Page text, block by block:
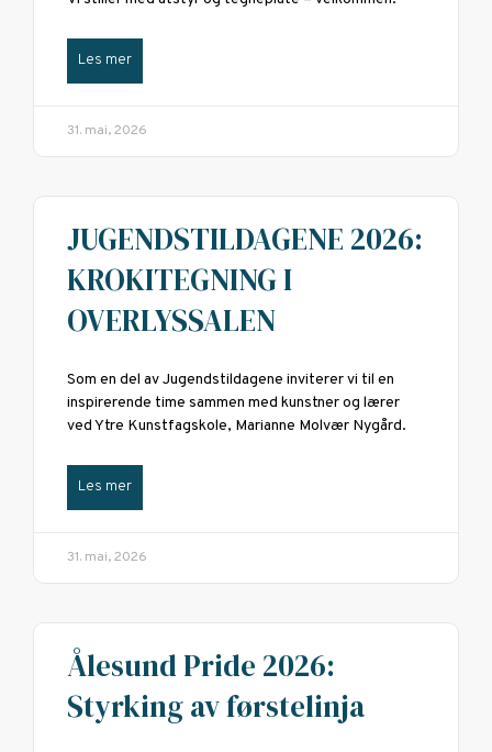
Les mer
31. mai, 2026
JUGENDSTILDAGENE 2026:
KROKITEGNING I
OVERLYSSALEN
Som en del av Jugendstildagene inviterer vi til en
inspirerende time sammen med kunstner og lærer
ved Ytre Kunstfagskole, Marianne Molvær Nygård.
Les mer
31. mai, 2026
Ålesund Pride 2026:
Styrking av førstelinja